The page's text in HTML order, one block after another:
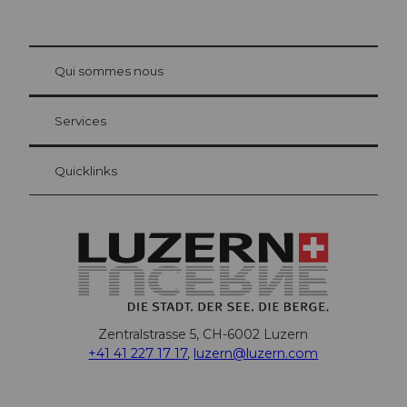
Carte d’hôte Lucerne
Vos avantages en tant qu'hôte pour la nuit
at Bre
Qui sommes nous
Services
Quicklinks
Zentralstrasse 5, CH-6002 Luzern
+41 41 227 17 17, luzern@luzern.com